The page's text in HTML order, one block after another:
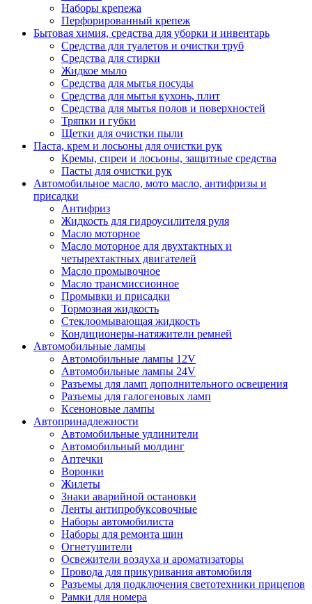
Наборы крепежа
Перфорированный крепеж
Бытовая химия, средства для уборки и инвентарь
Средства для туалетов и очистки труб
Средства для стирки
Жидкое мыло
Средства для мытья посуды
Средства для мытья кухонь, плит
Средства для мытья полов и поверхностей
Тряпки и губки
Щетки для очистки пыли
Паста, крем и лосьоны для очистки рук
Кремы, спреи и лосьоны, защитные средства
Пасты для очистки рук
Автомобильное масло, мото масло, антифризы и
присадки
Антифриз
Жидкость для гидроусилителя руля
Масло моторное
Масло моторное для двухтактных и
четырехтактных двигателей
Масло промывочное
Масло трансмиссионное
Промывки и присадки
Тормозная жидкость
Стеклоомывающая жидкость
Кондиционеры-натяжители ремней
Автомобильные лампы
Автомобильные лампы 12V
Автомобильные лампы 24V
Разъемы для ламп дополнительного освещения
Разъемы для галогеновых ламп
Ксеноновые лампы
Автопринадлежности
Автомобильные удлинители
Автомобильный молдинг
Аптечки
Воронки
Жилеты
Знаки аварийной остановки
Ленты антипробуксовочные
Наборы автомобилиста
Наборы для ремонта шин
Огнетушители
Освежители воздуха и ароматизаторы
Провода для прикуривания автомобиля
Разъемы для подключения светотехники прицепов
Рамки для номера